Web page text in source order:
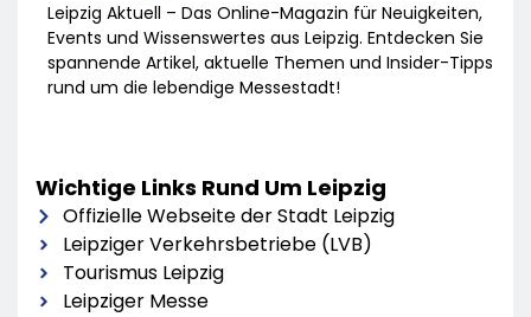
Leipzig Aktuell – Das Online-Magazin für Neuigkeiten,
Events und Wissenswertes aus Leipzig. Entdecken Sie
spannende Artikel, aktuelle Themen und Insider-Tipps
rund um die lebendige Messestadt!
Wichtige Links Rund Um Leipzig
Offizielle Webseite der Stadt Leipzig
Leipziger Verkehrsbetriebe (LVB)
Tourismus Leipzig
Leipziger Messe